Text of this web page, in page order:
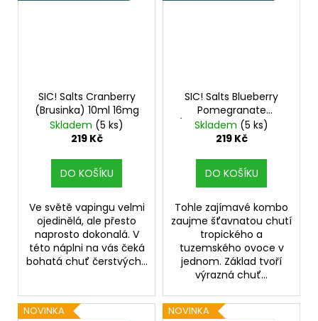
SIC! Salts Cranberry
(Brusinka) 10ml 16mg
Skladem (5 ks)
219 Kč
DO KOŠÍKU
Ve světě vapingu velmi
ojedinělá, ale přesto
naprosto dokonalá. V
této náplni na vás čeká
bohatá chuť čerstvých...
SIC! Salts Blueberry
Pomegranate
(Borůvka a granátové
jablko) 10ml 20mg
Skladem (5 ks)
219 Kč
DO KOŠÍKU
Tohle zajímavé kombo
zaujme šťavnatou chutí
tropického a
tuzemského ovoce v
jednom. Základ tvoří
výrazná chuť...
NOVINKA
NOVINKA